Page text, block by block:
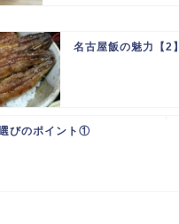
名古屋飯の魅力【2】
びのポイント①